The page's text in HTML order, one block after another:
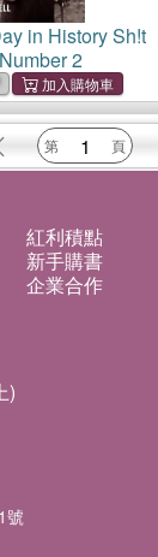
in History Sh!t
2
紅利積點
新手購書
企業合作
)
號